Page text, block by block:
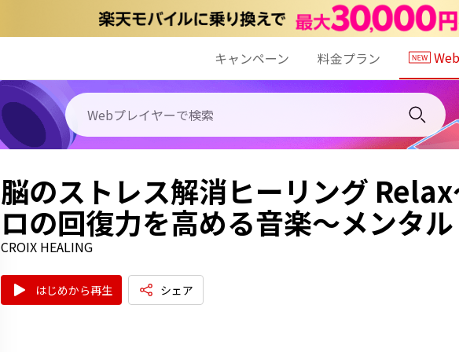
キャンペーン 料金プラン
脳のストレス解消ヒーリング
ロの回復力を高める音楽〜メンタ
CROIX HEALING
はじめから再生 シェア